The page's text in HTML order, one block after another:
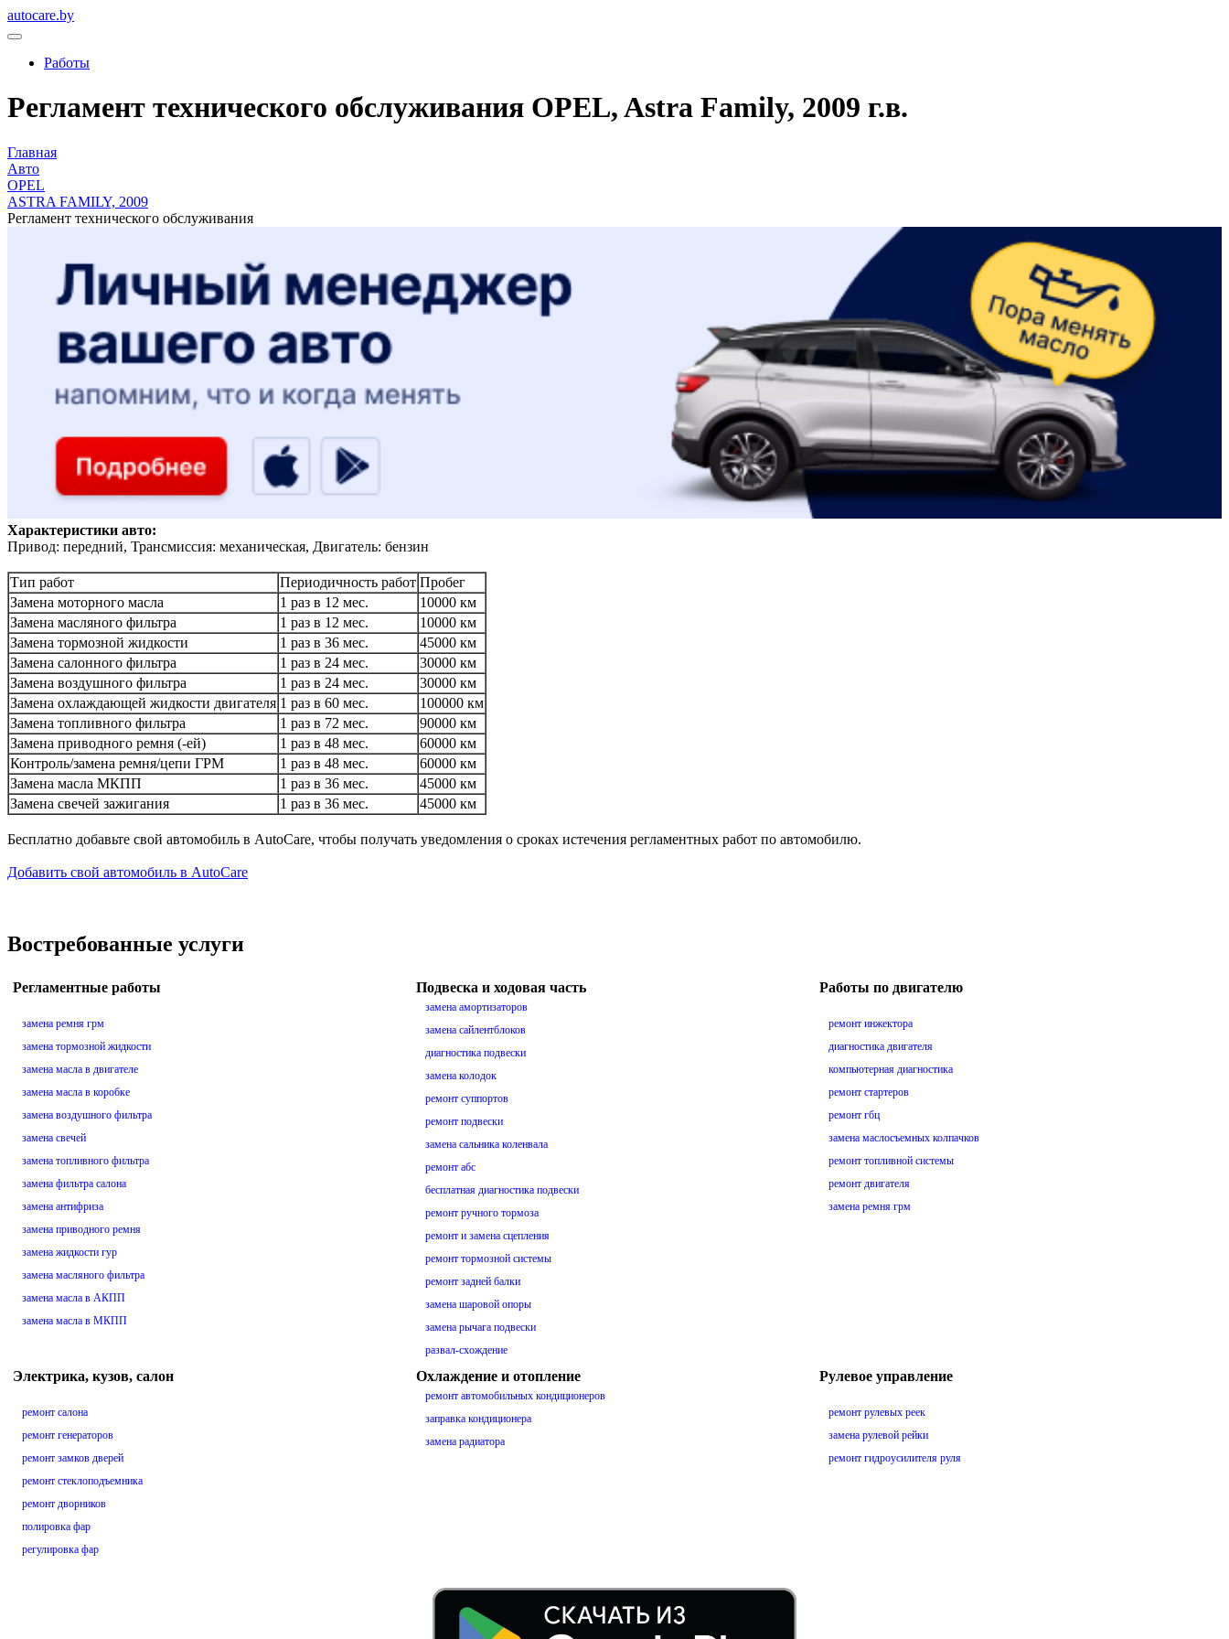
autocare.by
Работы
Регламент технического обслуживания OPEL, Astra Family, 2009 г.в.
Главная
Авто
OPEL
ASTRA FAMILY, 2009
Регламент технического обслуживания
Характеристики авто:
Привод: передний, Трансмиссия: механическая, Двигатель: бензин
Тип работ Периодичность работ Пробег
Замена моторного масла
1 раз в 12 мес.
10000 км
Замена масляного фильтра
1 раз в 12 мес.
10000 км
Замена тормозной жидкости
1 раз в 36 мес.
45000 км
Замена салонного фильтра
1 раз в 24 мес.
30000 км
Замена воздушного фильтра
1 раз в 24 мес.
30000 км
Замена охлаждающей жидкости двигателя 1 раз в 60 мес.
100000 км
Замена топливного фильтра
1 раз в 72 мес.
90000 км
Замена приводного ремня (-ей)
1 раз в 48 мес.
60000 км
Контроль/замена ремня/цепи ГРМ
1 раз в 48 мес.
60000 км
Замена масла МКПП
1 раз в 36 мес.
45000 км
Замена свечей зажигания
1 раз в 36 мес. 45000 км
Бесплатно добавьте свой автомобиль в AutoCare, чтобы получать уведомления о сроках истечения регламентных работ по автомобилю.
Добавить свой автомобиль в AutoCare
Востребованные услуги
Регламентные работы
замена ремня грм
замена тормозной жидкости
замена масла в двигателе
замена масла в коробке
замена воздушного фильтра
замена свечей
замена топливного фильтра
замена фильтра салона
замена антифриза
замена приводного ремня
замена жидкости гур
замена масляного фильтра
замена масла в АКПП
замена масла в МКПП
Подвеска и ходовая часть
замена амортизаторов
замена сайлентблоков
диагностика подвески
замена колодок
ремонт суппортов
ремонт подвески
замена сальника коленвала
ремонт абс
бесплатная диагностика подвески
ремонт ручного тормоза
ремонт и замена сцепления
ремонт тормозной системы
ремонт задней балки
замена шаровой опоры
замена рычага подвески
развал-схождение
Работы по двигателю
ремонт инжектора
диагностика двигателя
компьютерная диагностика
ремонт стартеров
ремонт гбц
замена маслосъемных колпачков
ремонт топливной системы
ремонт двигателя
замена ремня грм
Электрика, кузов, салон
ремонт салона
ремонт генераторов
ремонт замков дверей
ремонт стеклоподъемника
ремонт дворников
полировка фар
регулировка фар
Охлаждение и отопление
ремонт автомобильных кондиционеров
заправка кондиционера
замена радиатора
Рулевое управление
ремонт рулевых реек
замена рулевой рейки
ремонт гидроусилителя руля